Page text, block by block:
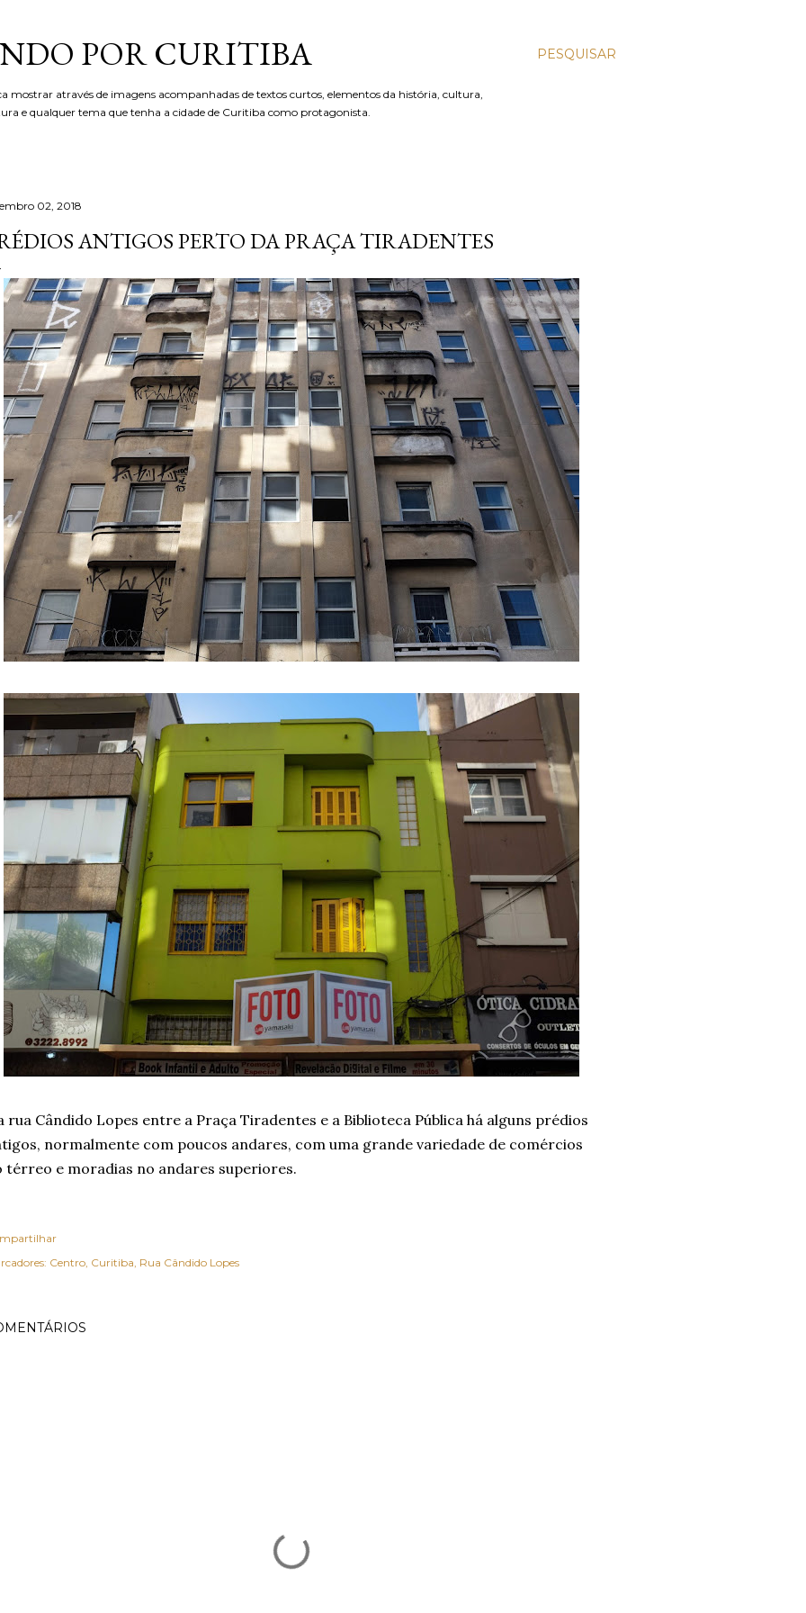
PESQUISAR
POR CURITIBA
mostrar através de imagens acompanhadas de textos curtos, elementos da história, cultura,
e qualquer tema que tenha a cidade de Curitiba como protagonista.
02, 2018
ANTIGOS PERTO DA PRAÇA TIRADENTES
rua Cândido Lopes entre a Praça Tiradentes e a Biblioteca Pública há alguns prédios
normalmente com poucos andares, com uma grande variedade de comércios
térreo e moradias no andares superiores.
Centro Curitiba Rua Cândido Lopes